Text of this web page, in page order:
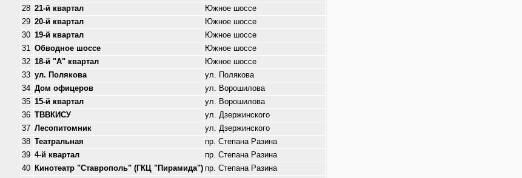
28 21-й квартал
Южное шоссе
29 20-й квартал
Южное шоссе
30 19-й квартал
Южное шоссе
31
Обводное шоссе
Южное шоссе
32 18-й "А" квартал
Южное шоссе
33 ул. Полякова
ул. Полякова
34 Дом офицеров
ул. Ворошилова
35 15-й квартал
ул. Ворошилова
36 ТВВКИСУ
ул. Дзержинского
37 Лесопитомник
ул. Дзержинского
38 Театральная
пр. Степана Разина
39 4-й квартал
пр. Степана Разина
40
Кинотеатр "Ставрополь" (ГКЦ "Пирамида") пр. Степана Разина